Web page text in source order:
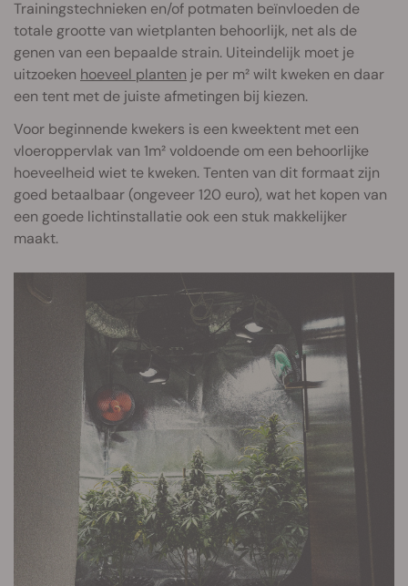
Trainingstechnieken en/of potmaten beïnvloeden de
totale grootte van wietplanten behoorlijk, net als de
genen van een bepaalde strain. Uiteindelijk moet je
uitzoeken hoeveel planten je per m² wilt kweken en daar
een tent met de juiste afmetingen bij kiezen.
Voor beginnende kwekers is een kweektent met een
vloeroppervlak van 1m² voldoende om een behoorlijke
hoeveelheid wiet te kweken. Tenten van dit formaat zijn
goed betaalbaar (ongeveer 120 euro), wat het kopen van
een goede lichtinstallatie ook een stuk makkelijker
maakt.